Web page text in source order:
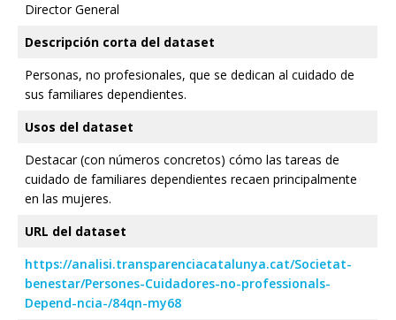
Director General
Descripción corta del dataset
Personas, no profesionales, que se dedican al cuidado de
sus familiares dependientes.
Usos del dataset
Destacar (con números concretos) cómo las tareas de
cuidado de familiares dependientes recaen principalmente
en las mujeres.
URL del dataset
https://analisi.transparenciacatalunya.cat/Societat-
benestar/Persones-Cuidadores-no-professionals-
Depend-ncia-/84qn-my68